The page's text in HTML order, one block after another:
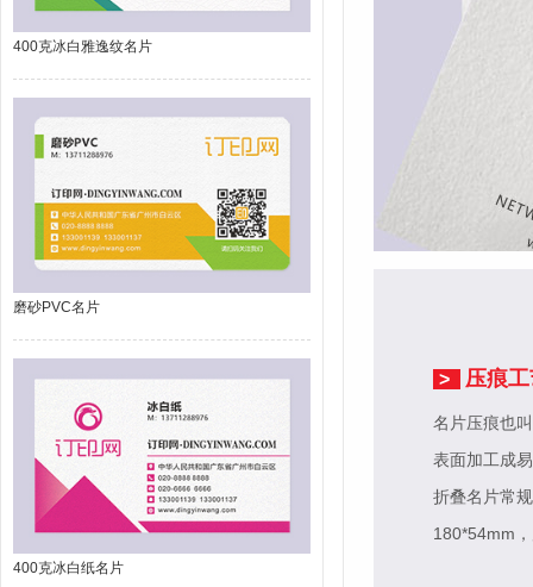
400克冰白雅逸纹名片
磨砂PVC名片
400克冰白纸名片
> 压痕
名片压痕也
表面加工成
折叠名片常
180*54mm ，